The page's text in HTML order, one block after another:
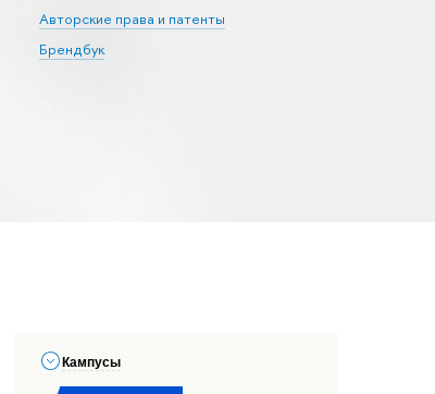
Авторские права и патенты
Брендбук
Кампусы